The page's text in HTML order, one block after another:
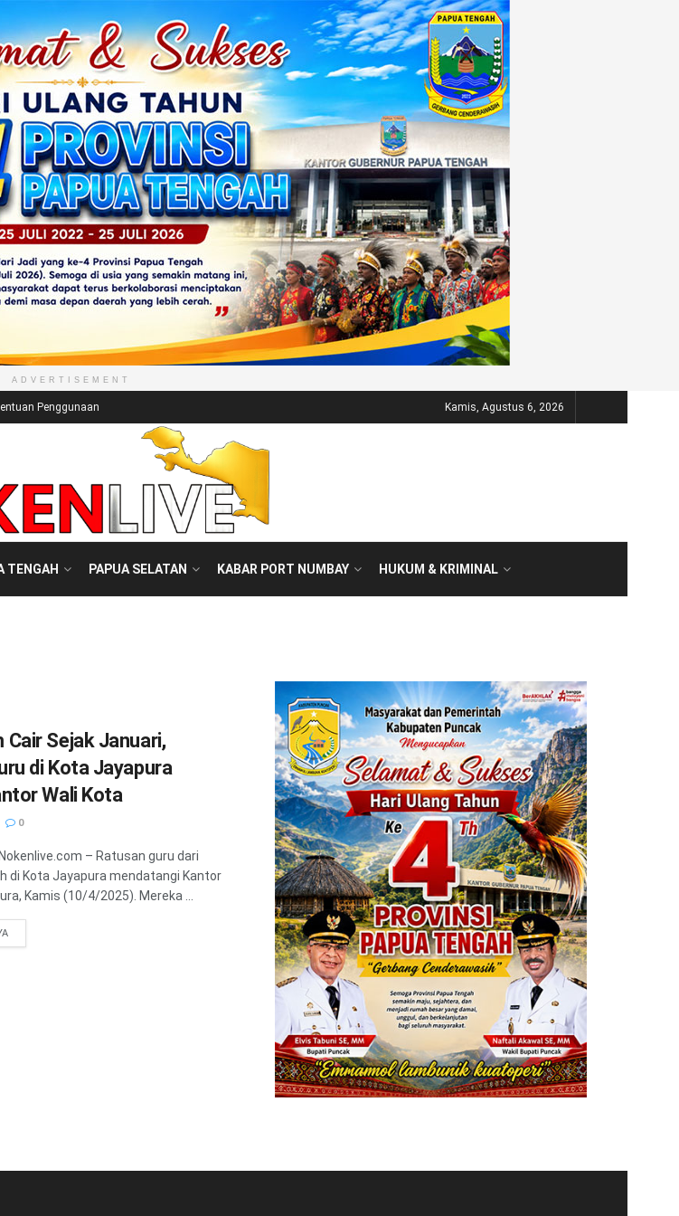
ADVERTISEMENT
Penggunaan Kamis, Agustus 6, 2026
TENGAH PAPUA SELATAN KABAR PORT NUMBAY HUKUM & KRIMINAL
Cair Sejak Januari,
di Kota Jayapura
Wali Kota
0
– Ratusan guru dari
di Kota Jayapura mendatangi Kantor
Kamis (10/4/2025). Mereka ...
DETAILS